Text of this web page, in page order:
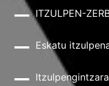
ITZULPEN-
Eskatu